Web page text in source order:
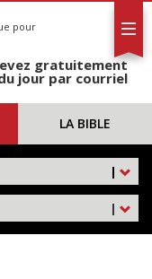
pour
gratuitement
jour par courriel
LA BIBLE
|
|